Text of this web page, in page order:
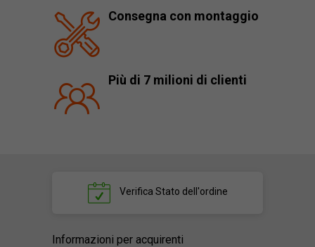
Consegna con montaggio
Più di 7 milioni di clienti
Verifica Stato dell'ordine
Informazioni per acquirenti